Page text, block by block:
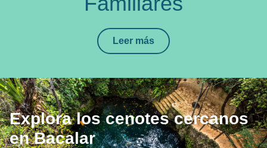
Leer más
Explora los cenotes cercanos
en Bacalar